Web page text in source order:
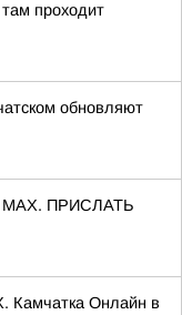
проходит
обновляют
MAX. ПРИСЛАТЬ
Камчатка Онлайн в